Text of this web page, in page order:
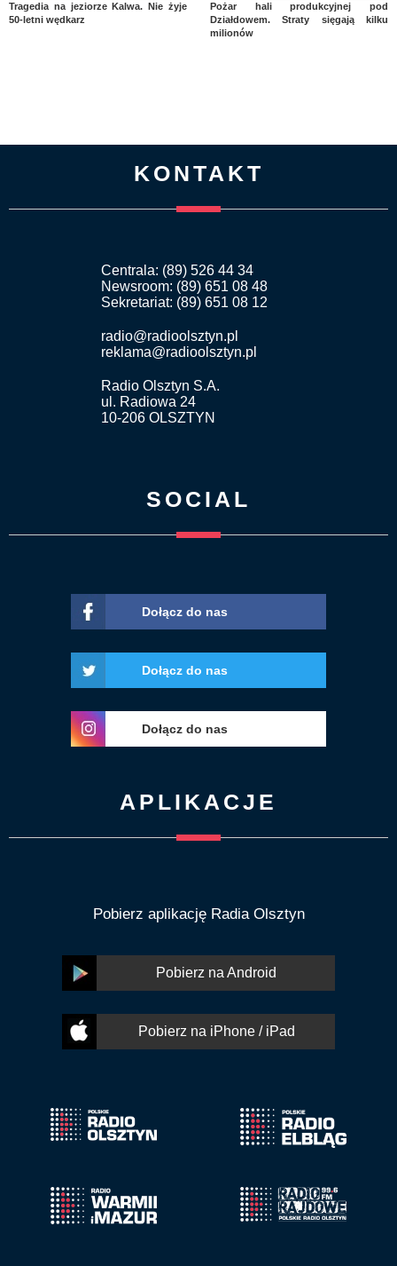
Tragedia na jeziorze Kalwa. Nie żyje
50-letni wędkarz
Pożar hali produkcyjnej pod
Działdowem. Straty sięgają kilku
milionów
KONTAKT
Centrala: (89) 526 44 34
Newsroom: (89) 651 08 48
Sekretariat: (89) 651 08 12
radio@radioolsztyn.pl
reklama@radioolsztyn.pl
Radio Olsztyn S.A.
ul. Radiowa 24
10-206 OLSZTYN
SOCIAL
Dołącz do nas
Dołącz do nas
Dołącz do nas
APLIKACJE
Pobierz aplikację Radia Olsztyn
Pobierz na Android
Pobierz na iPhone / iPad